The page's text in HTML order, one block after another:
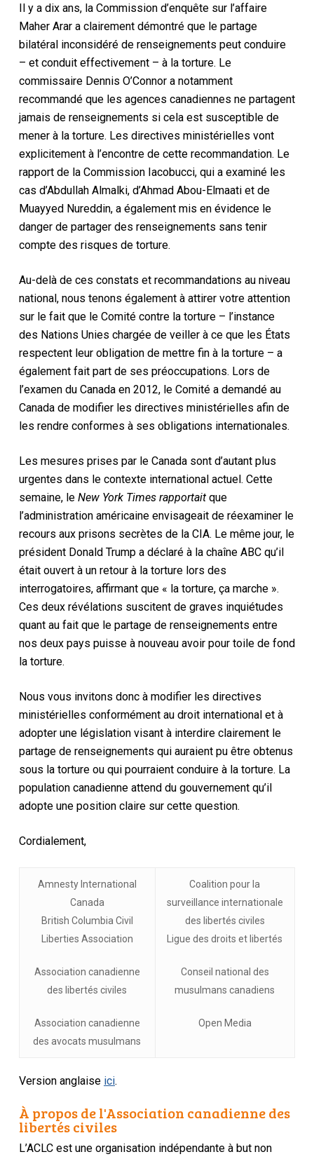
Il y a dix ans, la Commission d’enquête sur l’affaire
Maher Arar a clairement démontré que le partage
bilatéral inconsidéré de renseignements peut conduire
– et conduit effectivement – à la torture. Le
commissaire Dennis O’Connor a notamment
recommandé que les agences canadiennes ne partagent
jamais de renseignements si cela est susceptible de
mener à la torture. Les directives ministérielles vont
explicitement à l’encontre de cette recommandation. Le
rapport de la Commission Iacobucci, qui a examiné les
cas d’Abdullah Almalki, d’Ahmad Abou-Elmaati et de
Muayyed Nureddin, a également mis en évidence le
danger de partager des renseignements sans tenir
compte des risques de torture.
Au-delà de ces constats et recommandations au niveau
national, nous tenons également à attirer votre attention
sur le fait que le Comité contre la torture – l’instance
des Nations Unies chargée de veiller à ce que les États
respectent leur obligation de mettre fin à la torture – a
également fait part de ses préoccupations. Lors de
l’examen du Canada en 2012, le Comité a demandé au
Canada de modifier les directives ministérielles afin de
les rendre conformes à ses obligations internationales.
Les mesures prises par le Canada sont d’autant plus
urgentes dans le contexte international actuel. Cette
semaine, le New York Times rapportait que
l’administration américaine envisageait de réexaminer le
recours aux prisons secrètes de la CIA. Le même jour, le
président Donald Trump a déclaré à la chaîne ABC qu’il
était ouvert à un retour à la torture lors des
interrogatoires, affirmant que « la torture, ça marche ».
Ces deux révélations suscitent de graves inquiétudes
quant au fait que le partage de renseignements entre
nos deux pays puisse à nouveau avoir pour toile de fond
la torture.
Nous vous invitons donc à modifier les directives
ministérielles conformément au droit international et à
adopter une législation visant à interdire clairement le
partage de renseignements qui auraient pu être obtenus
sous la torture ou qui pourraient conduire à la torture. La
population canadienne attend du gouvernement qu’il
adopte une position claire sur cette question.
Cordialement,
Amnesty International
Canada
British Columbia Civil
Liberties Association
Association canadienne
des libertés civiles
Association canadienne
des avocats musulmans
Coalition pour la
surveillance internationale
des libertés civiles
Ligue des droits et libertés
Conseil national des
musulmans canadiens
Open Media
Version anglaise ici.
À propos de l'Association canadienne des
libertés civiles
L’ACLC est une organisation indépendante à but non